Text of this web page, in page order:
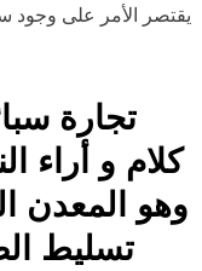
يقتصر الأمر على
تجارة
كلام و أراء
وهو المعدن
تسليط